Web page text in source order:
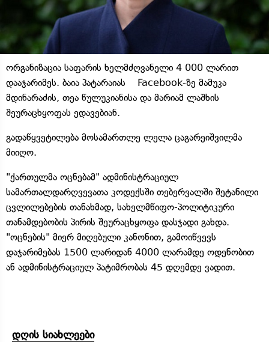
ორგანიზაცია საფარის ხელმძღვანელი 4 000 ლარით
დააჯარიმეს. ბაია პატარაიას Facebook-ზე მამუკა
მდინარაძის, თეა წულუკიანისა და მარიამ ლაშხის
შეურაცხყოფას ედავებიან.
გადაწყვეტილება მოსამართლე ლელა ცაგარეიშვილმა
მიიღო.
"ქართულმა ოცნებამ" ადმინისტრაციულ
სამართალდარღვევათა კოდექსში თებერვალში შეტანილი
ცვლილებების თანახმად, სახელმწიფო-პოლიტიკური
თანამდებობის პირის შეურაცხყოფა დასჯადი გახდა.
"ოცნების" მიერ მიღებული კანონით, გამოიწვევს
დაჯარიმებას 1500 ლარიდან 4000 ლარამდე ოდენობით
ან ადმინისტრაციულ პატიმრობას 45 დღემდე ვადით.
დღის სიახლეები